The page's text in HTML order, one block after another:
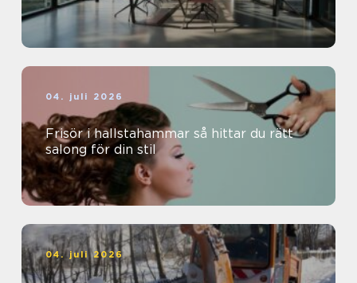
04. juli 2026
Frisör i hallstahammar så hittar du rätt
salong för din stil
04. juli 2026